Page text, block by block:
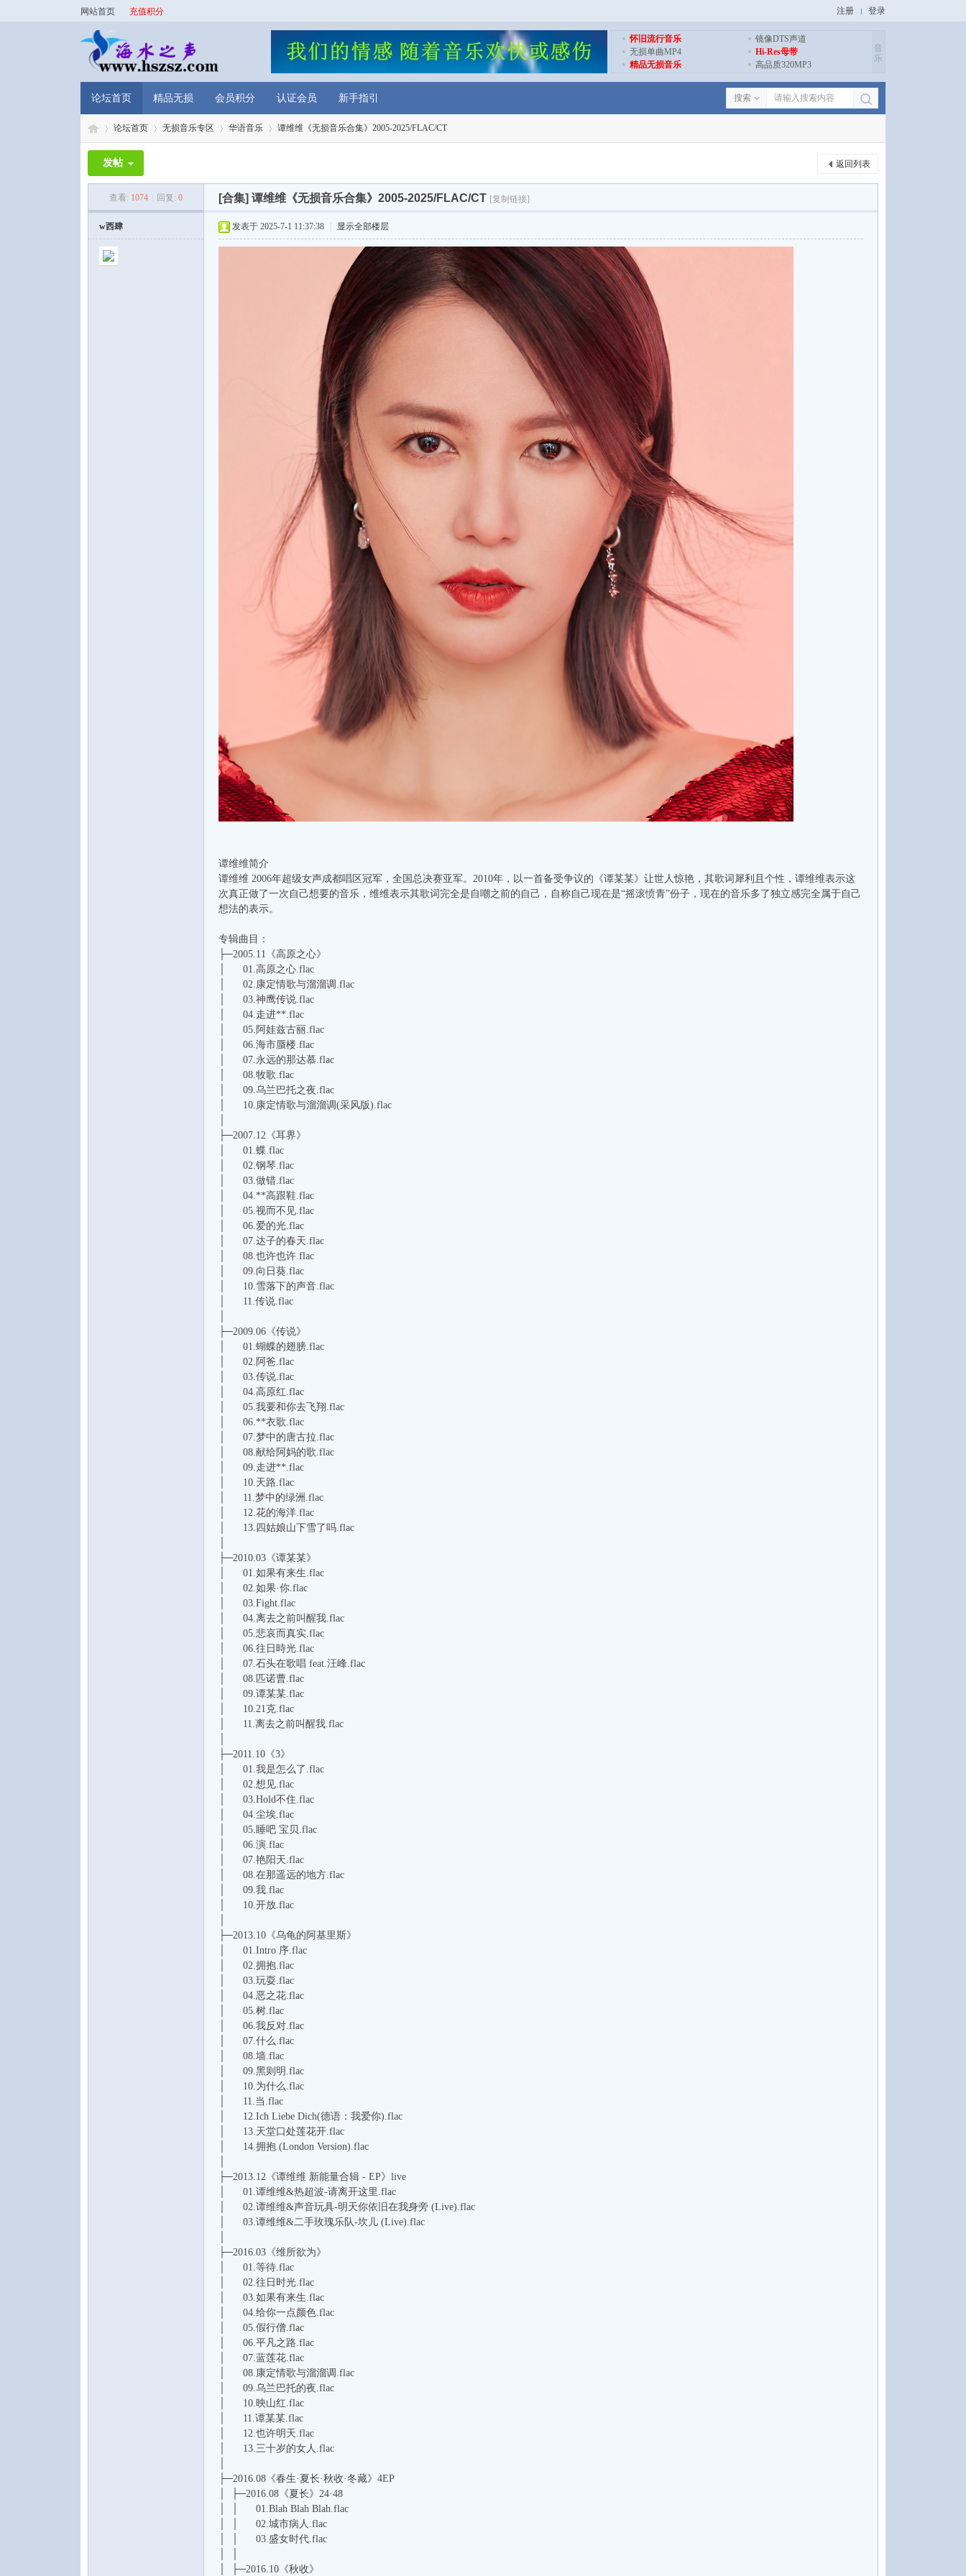
网站首页 充值积分 注册 登录
怀旧流行音乐
镜像DTS声道
无损单曲MP4
Hi-Res母带
精品无损音乐
高品质320MP3
音
乐
论坛首页 精品无损 会员积分 认证会员 新手指引 搜索
论坛首页 无损音乐专区 华语音乐
›
谭维维《无损音乐合集》2005-2025/FLAC/CT
返回列表
发帖
查看: 1074 回复: 0 [合集] 谭维维《无损音乐合集》2005-2025/FLAC/CT [复制链接]
w西肆 发表于 2025-7-1 11:37:38 显示全部楼层
谭维维简介
谭维维 2006年超级女声成都唱区冠军，全国总决赛亚军。2010年，以一首备受争议的《谭某某》让世人惊艳，其歌词犀利且个性，谭维维表示这
次真正做了一次自己想要的音乐，维维表示其歌词完全是自嘲之前的自己，自称自己现在是“摇滚愤青”份子，现在的音乐多了独立感完全属于自己
想法的表示。
专辑曲目：
├─2005.11《高原之心》
│ 01.高原之心.flac
│ 02.康定情歌与溜溜调.flac
│ 03.神鹰传说.flac
│ 04.走进**.flac
│ 05.阿娃兹古丽.flac
│ 06.海市蜃楼.flac
│ 07.永远的那达慕.flac
│ 08.牧歌.flac
│ 09.乌兰巴托之夜.flac
│ 10.康定情歌与溜溜调(采风版).flac
├─2007.12《耳界》
│ 01.蝶.flac
│ 02.钢琴.flac
│ 03.做错.flac
│ 04.**高跟鞋.flac
│ 05.视而不见.flac
│ 06.爱的光.flac
│ 07.达子的春天.flac
│ 08.也许也许.flac
│ 09.向日葵.flac
│ 10.雪落下的声音.flac
│ 11.传说.flac
├─2009.06《传说》
│ 01.蝴蝶的翅膀.flac
│ 02.阿爸.flac
│ 03.传说.flac
│ 04.高原红.flac
│ 05.我要和你去飞翔.flac
│ 06.**衣歌.flac
│ 07.梦中的唐古拉.flac
│ 08.献给阿妈的歌.flac
│ 09.走进**.flac
│ 10.天路.flac
│ 11.梦中的绿洲.flac
│ 12.花的海洋.flac
│ 13.四姑娘山下雪了吗.flac
├─2010.03《谭某某》
│ 01.如果有来生.flac
│ 02.如果·你.flac
│ 03.Fight.flac
│ 04.离去之前叫醒我.flac
│ 05.悲哀而真实.flac
│ 06.往日時光.flac
│ 07.石头在歌唱 feat.汪峰.flac
│ 08.匹诺曹.flac
│ 09.谭某某.flac
│ 10.21克.flac
│ 11.离去之前叫醒我.flac
├─2011.10《3》
│ 01.我是怎么了.flac
│ 02.想见.flac
│ 03.Hold不住.flac
│ 04.尘埃.flac
│ 05.睡吧 宝贝.flac
│ 06.演.flac
│ 07.艳阳天.flac
│ 08.在那遥远的地方.flac
│ 09.我.flac
│ 10.开放.flac
├─2013.10《乌龟的阿基里斯》
│ 01.Intro 序.flac
│ 02.拥抱.flac
│ 03.玩耍.flac
│ 04.恶之花.flac
│ 05.树.flac
│ 06.我反对.flac
│ 07.什么.flac
│ 08.墙.flac
│ 09.黑则明.flac
│ 10.为什么.flac
│ 11.当.flac
│ 12.Ich Liebe Dich(德语：我爱你).flac
│ 13.天堂口处莲花开.flac
│ 14.拥抱 (London Version).flac
├─2013.12《谭维维 新能量合辑 - EP》live
│ 01.谭维维&热超波-请离开这里.flac
│ 02.谭维维&声音玩具-明天你依旧在我身旁 (Live).flac
│ 03.谭维维&二手玫瑰乐队-坎儿 (Live).flac
├─2016.03《维所欲为》
│ 01.等待.flac
│ 02.往日时光.flac
│ 03.如果有来生.flac
│ 04.给你一点颜色.flac
│ 05.假行僧.flac
│ 06.平凡之路.flac
│ 07.蓝莲花.flac
│ 08.康定情歌与溜溜调.flac
│ 09.乌兰巴托的夜.flac
│ 10.映山红.flac
│ 11.谭某某.flac
│ 12.也许明天.flac
│ 13.三十岁的女人.flac
├─2016.08《春生·夏长·秋收·冬藏》4EP
│ ├─2016.08《夏长》24·48
│ │ 01.Blah Blah Blah.flac
│ │ 02.城市病人.flac
│ │ 03.盛女时代.flac
│ ├─2016.10《秋收》